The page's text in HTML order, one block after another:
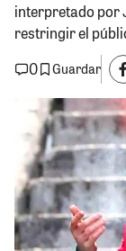
interpretado por
restringir el
0
Guardar